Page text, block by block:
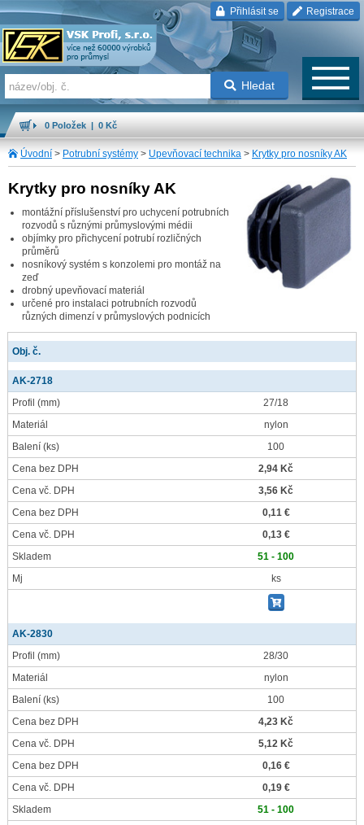
Přihlásit se Registrace
Hledat
0 Položek | 0 Kč
Úvodní > Potrubní systémy > Upevňovací technika > Krytky pro nosníky AK
Krytky pro nosníky AK
montážní příslušenství pro uchycení potrubních
rozvodů s různými průmyslovými médii
objímky pro přichycení potrubí rozličných
průměrů
nosníkový systém s konzolemi pro montáž na
zeď
drobný upevňovací materiál
určené pro instalaci potrubních rozvodů
různých dimenzí v průmyslových podnicích
Obj. č.
AK-2718
Profil (mm)
27/18
Materiál
nylon
Balení (ks)
100
Cena bez DPH
2,94 Kč
Cena vč. DPH
3,56 Kč
Cena bez DPH
0,11 €
Cena vč. DPH
0,13 €
Skladem
51 - 100
Mj
ks
AK-2830
Profil (mm)
28/30
Materiál
nylon
Balení (ks)
100
Cena bez DPH
4,23 Kč
Cena vč. DPH
5,12 Kč
Cena bez DPH
0,16 €
Cena vč. DPH
0,19 €
Skladem
51 - 100